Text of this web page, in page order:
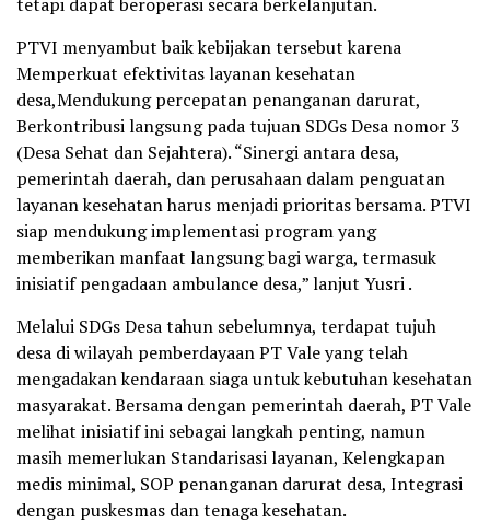
PTVI menyambut baik kebijakan tersebut karena
Memperkuat efektivitas layanan kesehatan
desa,Mendukung percepatan penanganan darurat,
Berkontribusi langsung pada tujuan SDGs Desa nomor 3
(Desa Sehat dan Sejahtera). “Sinergi antara desa,
pemerintah daerah, dan perusahaan dalam penguatan
layanan kesehatan harus menjadi prioritas bersama. PTVI
siap mendukung implementasi program yang
memberikan manfaat langsung bagi warga, termasuk
inisiatif pengadaan ambulance desa,” lanjut Yusri .
Melalui SDGs Desa tahun sebelumnya, terdapat tujuh
desa di wilayah pemberdayaan PT Vale yang telah
mengadakan kendaraan siaga untuk kebutuhan kesehatan
masyarakat. Bersama dengan pemerintah daerah, PT Vale
melihat inisiatif ini sebagai langkah penting, namun
masih memerlukan Standarisasi layanan, Kelengkapan
medis minimal, SOP penanganan darurat desa, Integrasi
dengan puskesmas dan tenaga kesehatan.